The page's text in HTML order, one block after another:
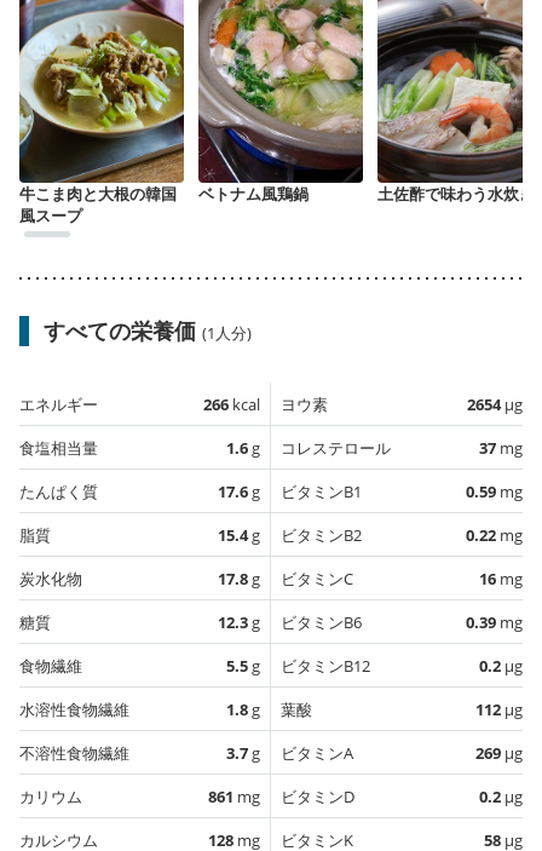
牛こま肉と大根の韓国
風スープ
ベトナム風鶏鍋 土佐酢で味わう水炊き
すべての栄養価 (1人分)
エネルギー 266 kcal
食塩相当量
1.6g
たんぱく質
17.6g
脂質
15.4g
炭水化物
17.8g
糖質
12.3g
食物繊維
5.5g
水溶性食物繊維
1.8g
不溶性食物繊維
3.7g
カリウム
861 mg
カルシウム
128 mg
ヨウ素 2654µg
コレステロール
37 mg
ビタミンB1
0.59 mg
ビタミンB2
0.22 mg
ビタミンC
16 mg
ビタミンB6
0.39 mg
ビタミンB12
0.2 µg
葉酸
112 µg
ビタミンA
269 µg
ビタミンD
0.2 µg
ビタミンK
58 µg